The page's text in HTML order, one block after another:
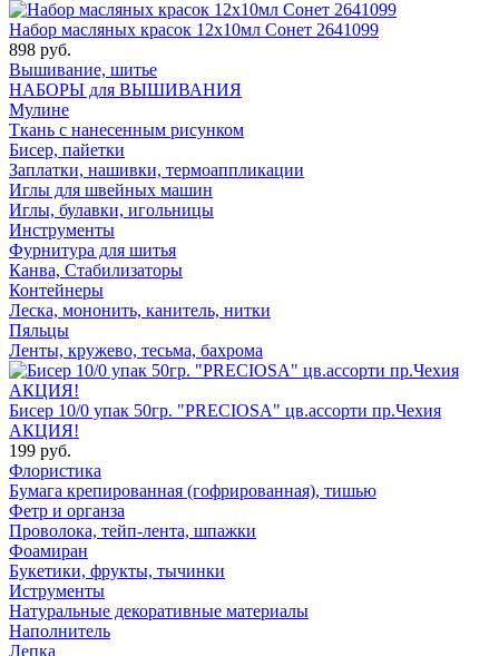
Набор масляных красок 12х10мл Сонет 2641099
898 руб.
Вышивание, шитье
НАБОРЫ для ВЫШИВАНИЯ
Мулине
Ткань с нанесенным рисунком
Бисер, пайетки
Заплатки, нашивки, термоаппликации
Иглы для швейных машин
Иглы, булавки, игольницы
Инструменты
Фурнитура для шитья
Канва, Стабилизаторы
Контейнеры
Леска, мононить, канитель, нитки
Пяльцы
Ленты, кружево, тесьма, бахрома
Бисер 10/0 упак 50гр. "PRECIOSA" цв.ассорти пр.Чехия
АКЦИЯ!
199 руб.
Флористика
Бумага крепированная (гофрированная), тишью
Фетр и органза
Проволока, тейп-лента, шпажки
Фоамиран
Букетики, фрукты, тычинки
Иструменты
Натуральные декоративные материалы
Наполнитель
Лепка